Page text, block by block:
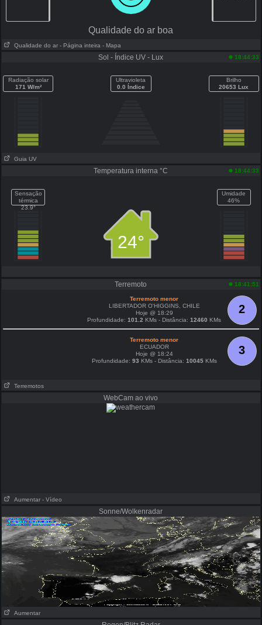
Qualidade do ar boa
Qualidade do ar - Página inteira - Mapa
Sol - Índice UV - Lux 18:44:33
Radiação solar
171 W/m²
Ultravioleta
0.0 Índice
Brilho
20653 Lux
Guia UV
Temperatura interna °C 18:44:33
Sensação
térmica
23.9°
24°
Umidade
46%
Terremoto 18:41:51
2
Terremoto menor
LIBERTADOR O'HIGGINS, CHILE
Hoje @ 18:29
Profundidade:101.2 KMs - Distância:12460 KMs
3
Terremoto menor
ECUADOR
Hoje @ 18:24
Profundidade: 93 KMs - Distância: 10045KMs
Terremotos
WebCam ao vivo
Aumentar - Vídeo
Sonne/Wolkenradar
Aumentar